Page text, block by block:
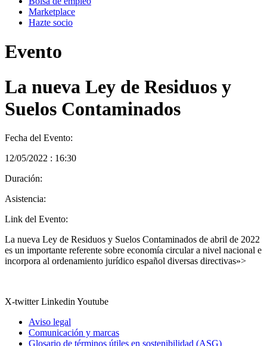
Marketplace
Hazte socio
Evento
La nueva Ley de Residuos y
Suelos Contaminados
Fecha del Evento:
12/05/2022 : 16:30
Duración:
Asistencia:
Link del Evento:
La nueva Ley de Residuos y Suelos Contaminados de abril de 2022
es un importante referente sobre economía circular a nivel nacional e
incorpora al ordenamiento jurídico español diversas directivas»>
X-twitter Linkedin Youtube
Aviso legal
Comunicación y marcas
Glosario de términos útiles en sostenibilidad (ASG)